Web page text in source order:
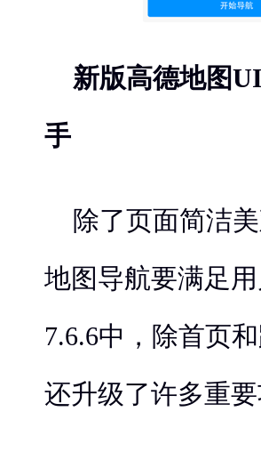
新版高德地图
手
除了页面简洁
地图导航要满足
7.6.6中，除首页
还升级了许多重要